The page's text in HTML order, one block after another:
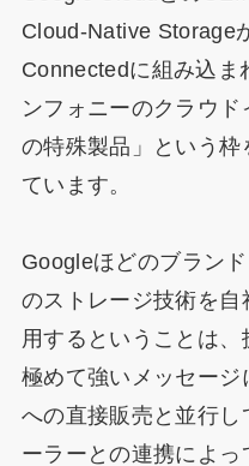
Cloud-Native Storage
Connectedに組み込ま
ンフォニーのクラウ
の特殊製品」という枠
ています。
Googleほどのブラン
のストレージ技術を
用するということは
極めて強いメッセー
への直接販売と並行
ーラーとの連携によ